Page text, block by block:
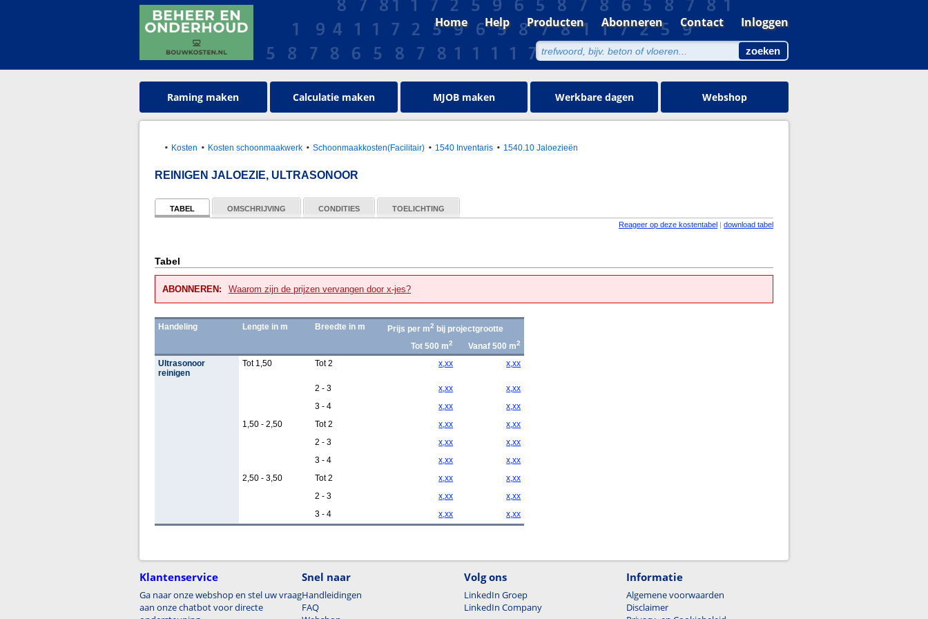
Home Help Producten Abonneren Contact Inloggen
Raming maken Calculatie maken MJOB maken Werkbare dagen Webshop
Kosten Kosten schoonmaakwerk Schoonmaakkosten(Facilitair) 1540 Inventaris 1540.10 Jaloezieën
REINIGEN JALOEZIE, ULTRASONOOR
TABEL OMSCHRIJVING CONDITIES
TOELICHTING
Reageer op deze kostentabel | download tabel
Tabel
ABONNEREN: Waarom zijn de prijzen vervangen door x-jes?
Handeling Lengte in m Breedte in m Prijs per m2 bij projectgrootte
Tot 500 m2 Vanaf 500 m2
Ultrasonoor
reinigen
Tot 1,50 Tot 2 x,xx x,xx
2 - 3 x,xx
x,xx
3 - 4
x,xx
x,xx
1,50 - 2,50
Tot 2 x,xx
x,xx
2 - 3
x,xx
x,xx
3 - 4
x,xx
x,xx
2,50 - 3,50
Tot 2 x,xx
x,xx
2 - 3
x,xx
x,xx
3 - 4
x,xx x,xx
Klantenservice
Ga naar onze webshop en stel uw vraag
aan onze chatbot voor directe
Snel naar
Handleidingen
FAQ
Volg ons
LinkedIn Groep
LinkedIn Company
Informatie
Algemene voorwaarden
Disclaimer